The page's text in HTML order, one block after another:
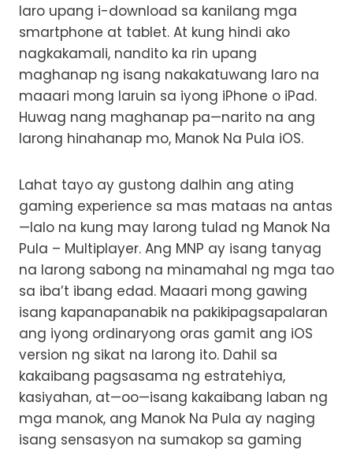
laro upang i-download sa kanilang mga
smartphone at tablet. At kung hindi ako
nagkakamali, nandito ka rin upang
maghanap ng isang nakakatuwang laro na
maaari mong laruin sa iyong iPhone o iPad.
Huwag nang maghanap pa—narito na ang
larong hinahanap mo, Manok Na Pula iOS.
Lahat tayo ay gustong dalhin ang ating
gaming experience sa mas mataas na antas
—lalo na kung may larong tulad ng Manok Na
Pula – Multiplayer. Ang MNP ay isang tanyag
na larong sabong na minamahal ng mga tao
sa iba’t ibang edad. Maaari mong gawing
isang kapanapanabik na pakikipagsapalaran
ang iyong ordinaryong oras gamit ang iOS
version ng sikat na larong ito. Dahil sa
kakaibang pagsasama ng estratehiya,
kasiyahan, at—oo—isang kakaibang laban ng
mga manok, ang Manok Na Pula ay naging
isang sensasyon na sumakop sa gaming